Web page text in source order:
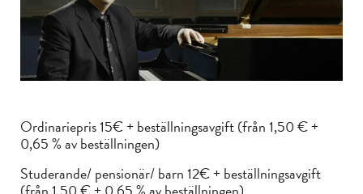
Ordinariepris 15€ + beställningsavgift (från 1,50 € +
0,65 % av beställningen)
Studerande/ pensionär/ barn 12€ + beställningsavgift